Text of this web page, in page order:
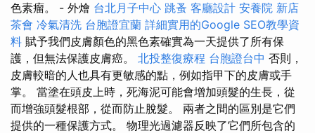
色素瘤。 - 外燴 台北月子中心 跳蚤 客廳設計 安養院 新店
茶會 冷氣清洗 台胞證宜蘭 詳細實用的Google SEO教學資
料 賦予我們皮膚顏色的黑色素確實為一天提供了所有保
護，但無法保護皮膚癌。 北投整復療程 台胞證台中 否則，
皮膚較暗的人也具有更敏感的點，例如指甲下的皮膚或手
掌。 當塗在頭皮上時，死海泥可能會增加頭髮的生長，從
而增強頭髮根部，從而防止脫髮。 兩者之間的區別是它們
提供的一種保護方式。 物理光過濾器反映了它們所包含的